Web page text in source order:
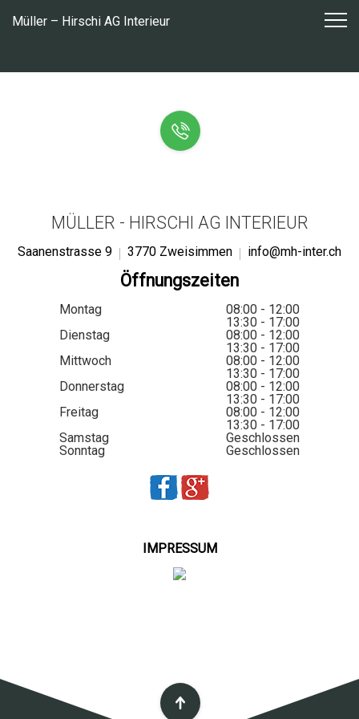
Inhalt
Müller – Hirschi AG Interieur
MÜLLER - HIRSCHI AG INTERIEUR
Saanenstrasse 9 3770 Zweisimmen info@mh-inter.ch
Öffnungszeiten
Montag
08:00 - 12:00
13:30 - 17:00
Dienstag
08:00 - 12:00
13:30 - 17:00
Mittwoch
08:00 - 12:00
13:30 - 17:00
Donnerstag
08:00 - 12:00
13:30 - 17:00
Freitag
08:00 - 12:00
13:30 - 17:00
Samstag
Geschlossen
Sonntag
Geschlossen
IMPRESSUM